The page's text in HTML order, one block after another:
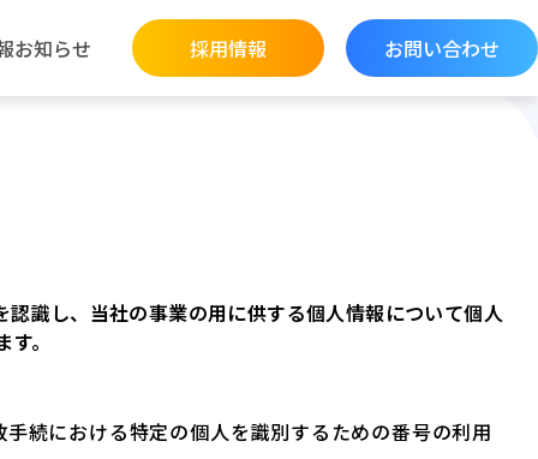
お知らせ 採用情報 お問い合わせ
識し、当社の事業の用に供する個人情報について個人
。
続における特定の個人を識別するための番号の利用